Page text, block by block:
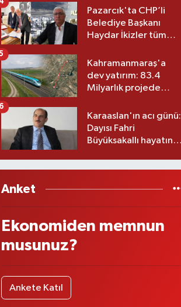
görev değişikliği!
Pazarcık'ta CHP’li
Belediye Başkanı
Haydar İkizler tüm
yeni partisi
Kahramanmaraş'a
dev yatırım: 83.4
Milyarlık projede
Karaaslan'ın acı günü:
Dayısı Fahri
Büyüksakallı hayatını
6
Anket
Ekonomiden memnun
musunuz?
Ankete Katıl